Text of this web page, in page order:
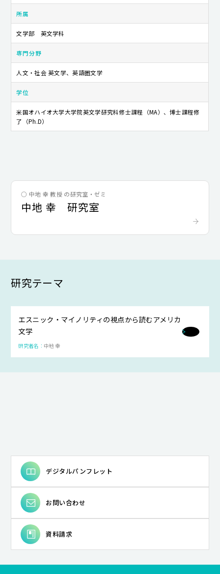
所属
文学部 英文学科
専門分野
人文・社会 英文学、英語圏文学
学位
米国オハイオ大学大学院英文学研究科修士課程（MA）、博士課程修
了（Ph.D）
○ 中地 幸 教授 の研究室・ゼミ
中地 幸 研究室
研究テーマ
エスニック・マイノリティの視点から読むアメリカ
文学
中地 幸
デジタルパンフレット
お問い合わせ
資料請求